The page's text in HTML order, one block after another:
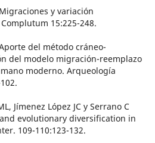
y variación
15:225-248.
del método cráneo-
del modelo migración-reemplazo
moderno. Arqueología
Jímenez López JC y Serrano C
evolutionary diversification in
109-110:123-132.